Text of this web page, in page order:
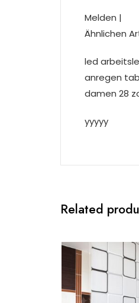
Melden |
Ähnlichen
led
anregen
damen 28
yyyyy
Related